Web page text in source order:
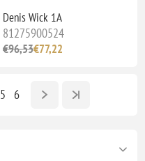
Denis Wick 1A
81275900524
€96,53€77,22
5 6